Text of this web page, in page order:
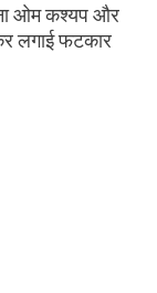
ओम कश्यप और
लगाई फटकार